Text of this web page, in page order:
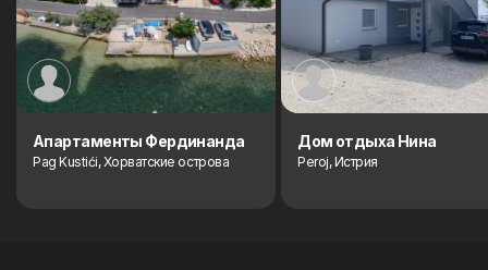
Aпартаменты Фердинанда
Pag Kustići, Хорватские острова
Дом отдыха Нина
Peroj, Истрия